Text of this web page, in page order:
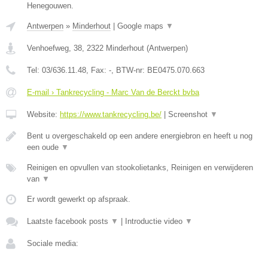
Henegouwen.
Antwerpen » Minderhout | Google maps ▼
Venhoefweg, 38 2322 Minderhout (Antwerpen)
Tel: 03/636.11.48 , Fax: - , BTW-nr: BE0475.070.663
E-mail › Tankrecycling - Marc Van de Berckt bvba
Website: https://www.tankrecycling.be/ | Screenshot ▼
Bent u overgeschakeld op een andere energiebron en heeft u nog
een oude ▼
Reinigen en opvullen van stookolietanks, Reinigen en verwijderen
van ▼
Er wordt gewerkt op afspraak.
Laatste facebook posts ▼ | Introductie video ▼
Sociale media: